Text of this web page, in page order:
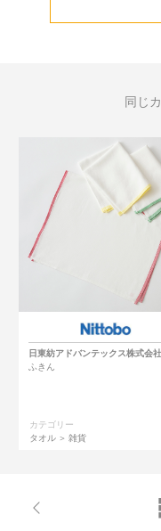
同じ
日東紡アドバンテックス株式会社
ふきん
カテゴリー
タオル
雑貨